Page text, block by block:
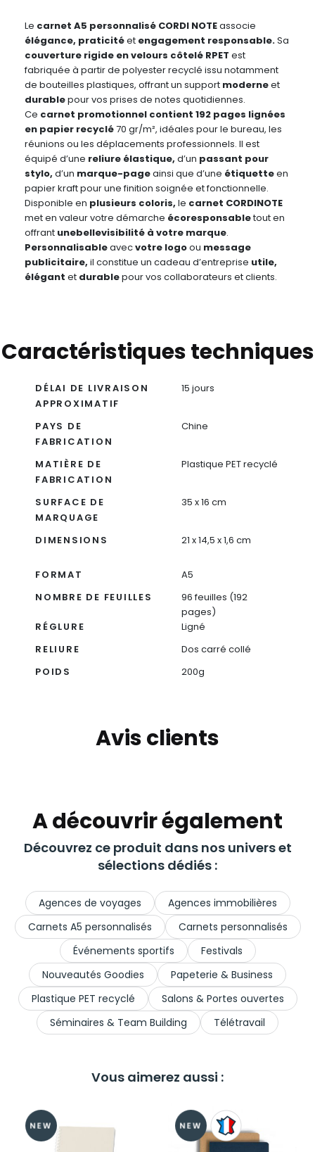
Le carnet A5 personnalisé CORDI NOTEassocie
élégance, praticitéet engagement responsable.Sa
couverture rigide en velours côtelé RPET est
fabriquée à partir de polyester recyclé issu notamment
de bouteilles plastiques, offrant un support moderneet
durablepour vos prises de notes quotidiennes.
Ce carnet promotionnel contient 192 pages lignées
en papier recyclé70 gr/m², idéales pour le bureau, les
réunions ou les déplacements professionnels. Il est
équipé d’une reliure élastique, d’un passant pour
stylo, d’un marque-pageainsi que d’une étiquetteen
papier kraft pour une finition soignée et fonctionnelle.
Disponible en plusieurs coloris, le carnet CORDINOTE
met en valeur votre démarche écoresponsabletout en
offrant unebellevisibilité à votre marque.
Personnalisableavecvotre logoou message
publicitaire, il constitue un cadeau d’entreprise utile,
élégant et durablepour vos collaborateurs et clients.
Caractéristiques techniques
DÉLAI DE LIVRAISON
APPROXIMATIF
15 jours
PAYS DE
FABRICATION
Chine
MATIÈRE DE
FABRICATION
Plastique PET recyclé
SURFACE DE
MARQUAGE
35 x 16 cm
DIMENSIONS 21 x 14,5 x 1,6 cm
FORMAT
A5
NOMBRE DE FEUILLES
96 feuilles (192
pages)
RÉGLURE
Ligné
RELIURE
Dos carré collé
POIDS
200g
Avis clients
A découvrir également
Découvrez ce produit dans nos univers et
sélections dédiés :
Agences de voyages
Agences immobilières
Carnets A5 personnalisés
Carnets personnalisés
Événements sportifs
Festivals
Nouveautés Goodies
Papeterie & Business
Plastique PET recyclé
Salons & Portes ouvertes
Séminaires & Team Building
Télétravail
Vous aimerez aussi :